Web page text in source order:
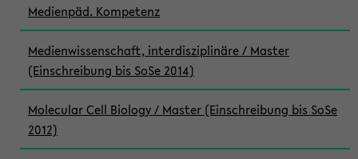
Medienpäd. Kompetenz
Medienwissenschaft, interdisziplinäre / Master
(Einschreibung bis SoSe 2014)
Molecular Cell Biology / Master (Einschreibung bis SoSe
2012)